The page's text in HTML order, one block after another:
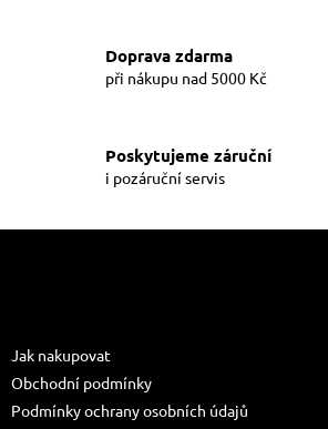
y
p
i
Doprava zdarma
při nákupu nad 5000 Kč
Poskytujeme záruční
i pozáruční servis
Jak nakupovat
Obchodní podmínky
Podmínky ochrany osobních údajů